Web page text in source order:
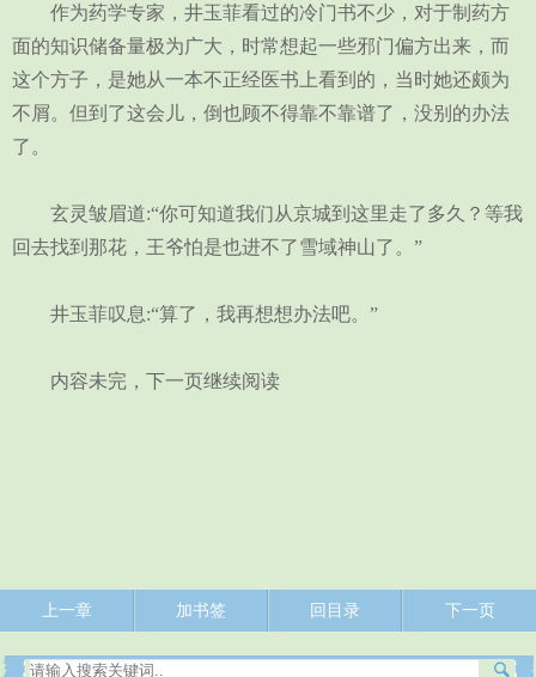
作为药学专家，井玉菲看过的冷门书不少，对于制药方
面的知识储备量极为广大，时常想起一些邪门偏方出来，而
这个方子，是她从一本不正经医书上看到的，当时她还颇为
不屑。但到了这会儿，倒也顾不得靠不靠谱了，没别的办法
了。
玄灵皱眉道:“你可知道我们从京城到这里走了多久？等我
回去找到那花，王爷怕是也进不了雪域神山了。”
井玉菲叹息:“算了，我再想想办法吧。”
内容未完，下一页继续阅读
上一章 加书签 回目录 下一页